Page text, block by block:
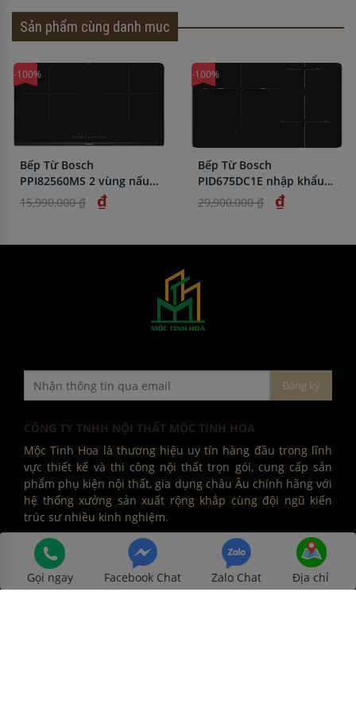
Sản phẩm cùng danh mục
-100%
Bếp Từ Bosch
PPI82560MS 2 vùng nấu
nhập khẩu chính hãng
15,990,000 ₫ ₫
-100%
Bếp Từ Bosch
PID675DC1E nhập khẩu
chính hãng giá rẻ
29,900,000 ₫ ₫
Gọi ngay Facebook Chat Zalo Chat Địa chỉ
CÔNG TY TNHH NỘI THẤT MỘC TINH HOA
Mộc Tinh Hoa là thương hiệu uy tín hàng đầu trong lĩnh
vực thiết kế và thi công nội thất trọn gói, cung cấp sản
phẩm phụ kiện nội thất, gia dụng châu Âu chính hãng với
hệ thống xưởng sản xuất rộng khắp cùng đội ngũ kiến
trúc sư nhiều kinh nghiệm.